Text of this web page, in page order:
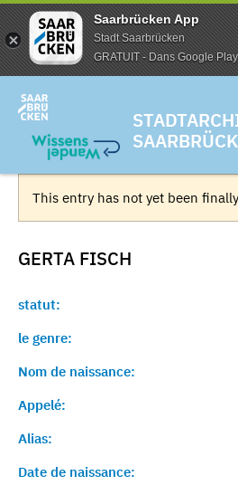
Saarbrücken App
Stadt Saarbrücken
GRATUIT - Dans Google Play
This entry has not yet been
GERTA FISCH
statut:
le genre:
Nom de naissance:
Appelé:
Alias:
Date de naissance: